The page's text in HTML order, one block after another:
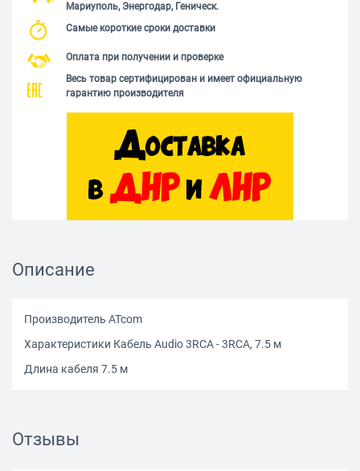
Мариуполь, Энергодар, Геническ.
Самые короткие сроки доставки
Оплата при получении и проверке
Весь товар сертифицирован и имеет официальную
гарантию производителя
Описание
Производитель ATcom
Характеристики Кабель Audio 3RCA - 3RCA, 7.5 м
Длина кабеля 7.5 м
Отзывы